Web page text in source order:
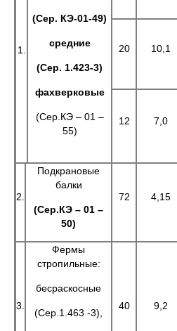
1.
(Сер. КЭ-01-49)
средние
(Сер. 1.423-3)
фахверковые
(Сер.КЭ – 01 –
55)
20 10,1
12 7,0
2.
Подкрановые
балки
(Сер.КЭ – 01 –
50)
72 4,15
3.
Фермы
стропильные:
бесраскосные
(Сер.1.463 -3),
40 9,2